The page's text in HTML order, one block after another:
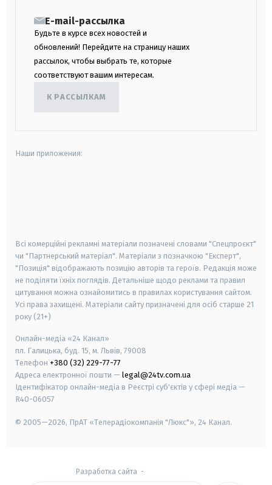
E-mail-рассылка
Будьте в курсе всех новостей и
обновлений! Перейдите на страницу наших
рассылок, чтобы выбрать те, которые
соответствуют вашим интересам.
К РАССЫЛКАМ
Наши приложения:
Всі комерційні рекламні матеріали позначені словами "Спецпроєкт"
чи "Партнерський матеріал". Матеріали з позначкою "Експерт",
"Позиція" відображають позицію авторів та героїв. Редакція може
не поділяти їхніх поглядів. Детальніше щодо реклами та правил
цитування можна ознайомитись в правилах користування сайтом.
Усі права захищені. Матеріали сайту призначені для осіб старше 21
року (21+)
Онлайн-медіа «24 Канал»
пл. Галицька, буд. 15, м. Львів, 79008
Телефон +380 (32) 229-77-77
Адреса електронної пошти — legal@24tv.com.ua
Ідентифікатор онлайн-медіа в Реєстрі суб'єктів у сфері медіа —
R40-06057
© 2005—2026, ПрАТ «Телерадіокомпанія "Люкс"», 24 Канал.
Разработка сайта -